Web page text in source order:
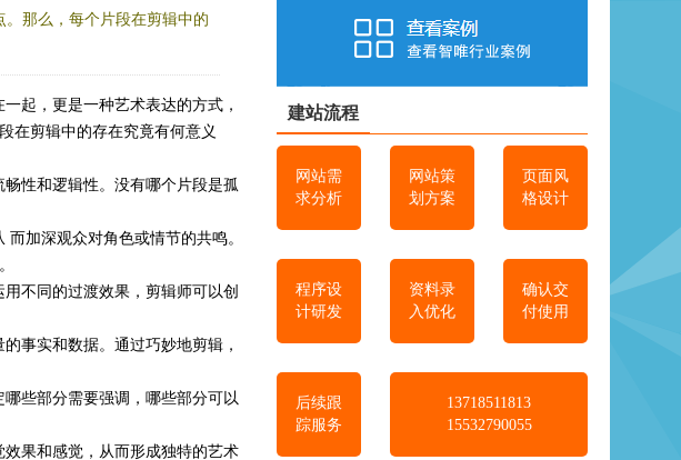
那么，每个片段在剪辑中的
起，更是一种艺术表达的方式，
在剪辑中的存在究竟有何意义
性和逻辑性。没有哪个片段是孤
加深观众对角色或情节的共鸣。
不同的过渡效果，剪辑师可以创
事实和数据。通过巧妙地剪辑，
些部分需要强调，哪些部分可以
果和感觉，从而形成独特的艺术
建站流程
网站需
求分析
网站策
划方案
页面风
格设计
程序设
计研发
资料录
入优化
确认交
付使用
后续跟
踪服务
13718511813
15532790055